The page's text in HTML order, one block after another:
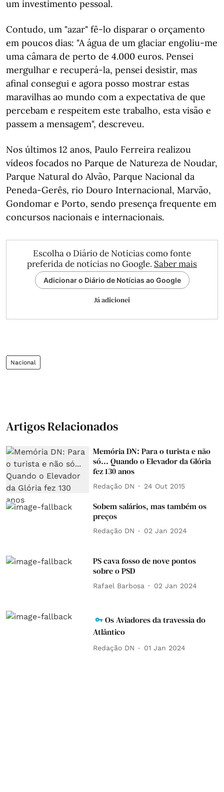
um investimento pessoal.
Contudo, um "azar" fê-lo disparar o orçamento
em poucos dias: "A água de um glaciar engoliu-me
uma câmara de perto de 4.000 euros. Pensei
mergulhar e recuperá-la, pensei desistir, mas
afinal consegui e agora posso mostrar estas
maravilhas ao mundo com a expectativa de que
percebam e respeitem este trabalho, esta visão e
passem a mensagem", descreveu.
Nos últimos 12 anos, Paulo Ferreira realizou
vídeos focados no Parque de Natureza de Noudar,
Parque Natural do Alvão, Parque Nacional da
Peneda-Gerês, rio Douro Internacional, Marvão,
Gondomar e Porto, sendo presença frequente em
concursos nacionais e internacionais.
Escolha o Diário de Notícias como fonte
preferida de notícias no Google. Saber mais
Adicionar o Diário de Notícias ao Google
Já adicionei
Nacional
Artigos Relacionados
Memória DN: Para o turista e não
só... Quando o Elevador da Glória
fez 130 anos
Redação DN 24 Out 2015
Sobem salários, mas também os
preços
Redação DN 02 Jan 2024
PS cava fosso de nove pontos
sobre o PSD
Rafael Barbosa 02 Jan 2024
Os Aviadores da travessia do
Atlântico
Redação DN 01 Jan 2024